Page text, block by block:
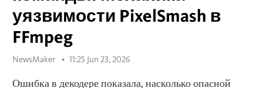
уязвимости PixelSmash в
FFmpeg
NewsMaker 11:25 Jun 23, 2026
Ошибка в декодере показала, насколько опасной